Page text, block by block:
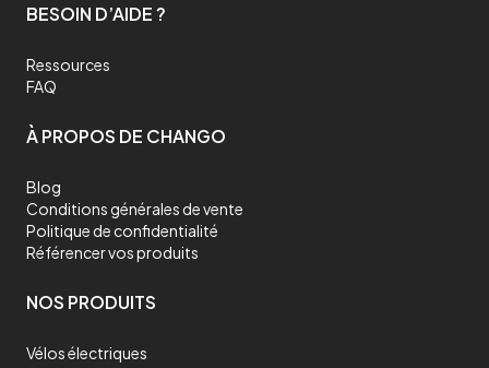
BESOIN D’AIDE ?
Ressources
FAQ
À PROPOS DE CHANGO
Blog
Conditions générales de vente
Politique de confidentialité
Référencer vos produits
NOS PRODUITS
Vélos électriques